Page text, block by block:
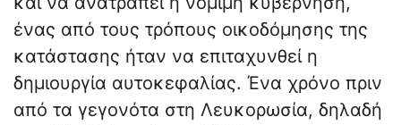
ένας από τους τρόπους οικοδόμησης της
κατάστασης ήταν να επιταχυνθεί η
δημιουργία αυτοκεφαλίας. Ένα χρόνο πριν
από τα γεγονότα στη Λευκορωσία, δηλαδή